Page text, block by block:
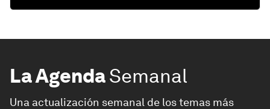
La AgendaSemanal
Una actualización semanal de los temas más